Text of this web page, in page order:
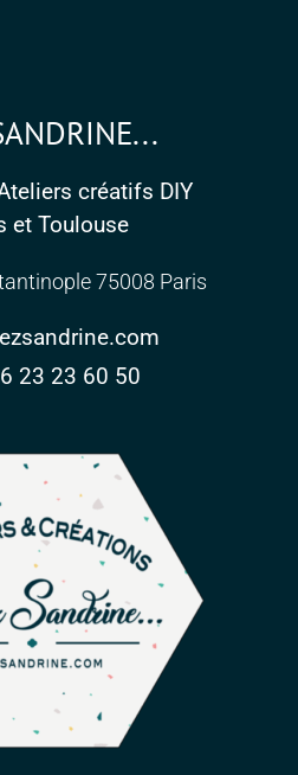
créatifs DIY
et Toulouse
75008 Paris
23 23 60 50